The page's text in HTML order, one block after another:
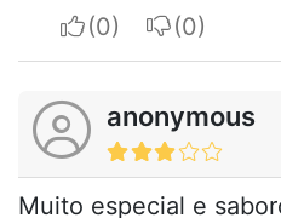
I apreciateI do not
anonymous
Muito especial e